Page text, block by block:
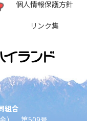
個人情報保護方針
リンク集
組合